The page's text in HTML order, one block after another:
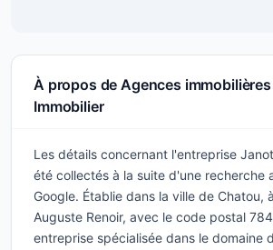
À propos de Agences
Immobilier
Les détails concernant l'entreprise
été collectés à la suite d'une recherche
Google. Établie dans la ville de Chatou,
Auguste Renoir, avec le code postal
entreprise spécialisée dans le domaine